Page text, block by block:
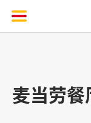
麦当劳餐